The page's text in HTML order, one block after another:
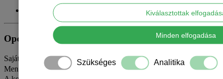
ÁFA nélkül: 2.591 Ft
Opciók
Saját szöveget szeretnél rá? Írd ide
Mennyiség
Kiválasztottak
Minden elfogadása
Szükséges Analitika